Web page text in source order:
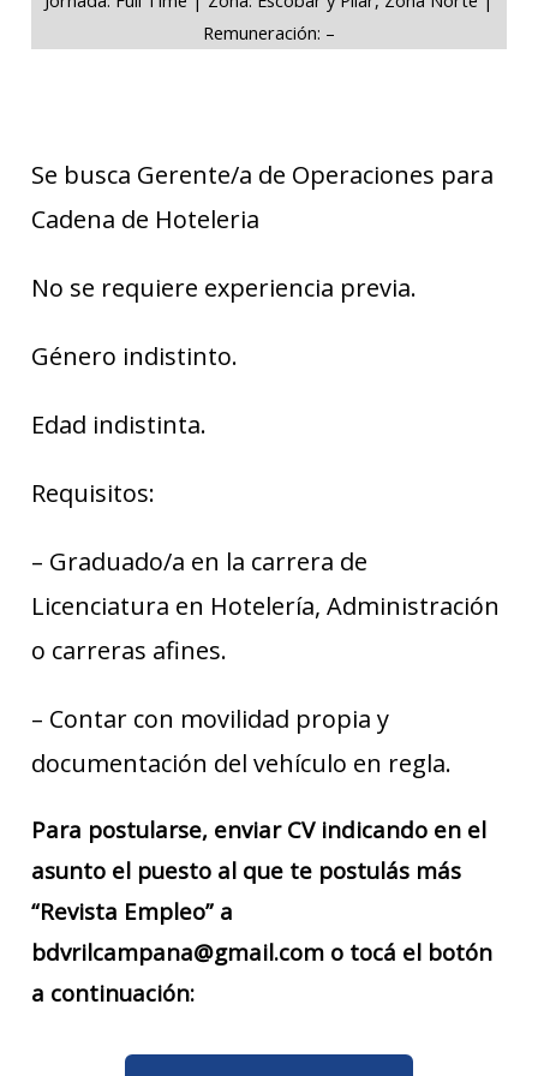
Remuneración: –
Se busca Gerente/a de Operaciones para
Cadena de Hoteleria
No se requiere experiencia previa.
Género indistinto.
Edad indistinta.
Requisitos:
– Graduado/a en la carrera de
Licenciatura en Hotelería, Administración
o carreras afines.
– Contar con movilidad propia y
documentación del vehículo en regla.
Para postularse, enviar CV indicando en el
asunto el puesto al que te postulás más
“Revista Empleo” a
bdvrilcampana@gmail.com o tocá el botón
a continuación: